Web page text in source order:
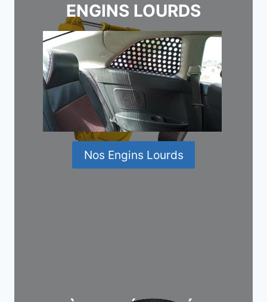
ENGINS LOURDS
Nos Engins Lourds